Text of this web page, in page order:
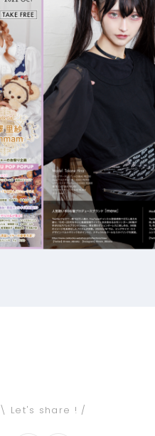
\ Let's share ! /